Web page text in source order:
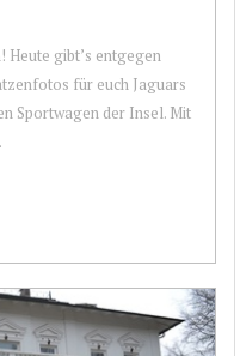
Heute gibt’s entgegen
für euch Jaguars
Sportwagen der Insel. Mit